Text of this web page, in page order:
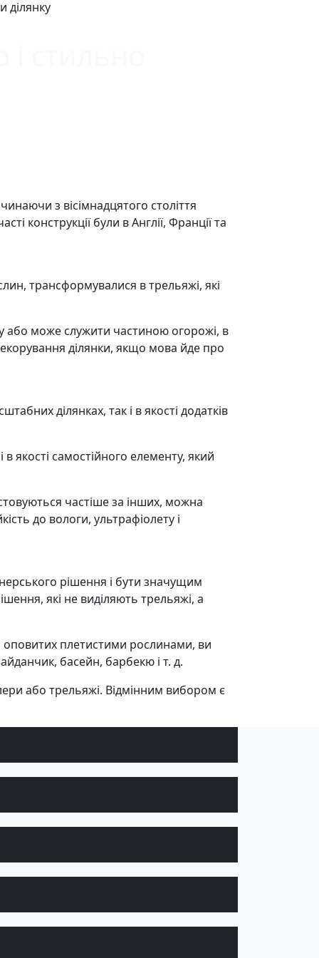
ділянку
з вісімнадцятого століття
конструкції були в Англії, Франції та
трансформувалися в трельяжі, які
або може служити частиною огорожі, в
ділянки, якщо мова йде про
ділянках, так і в якості додатків
якості самостійного елементу, який
частіше за інших, можна
до вологи, ультрафіолету і
рішення і бути значущим
які не виділяють трельяжі, а
оповитих плетистими рослинами, ви
басейн, барбекю і т. д.
або трельяжі. Відмінним вибором є